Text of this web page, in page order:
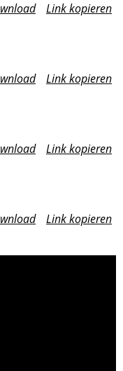
Link kopieren
Link kopieren
Link kopieren
Link kopieren